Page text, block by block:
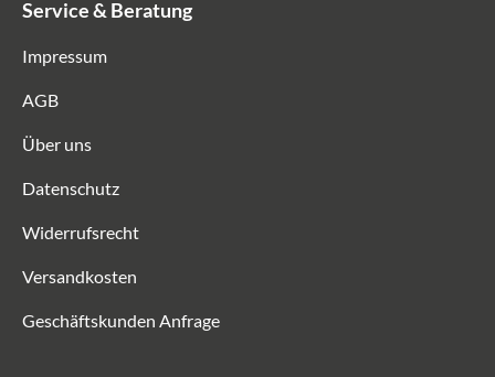
Service & Beratung
Impressum
AGB
Über uns
Datenschutz
Widerrufsrecht
Versandkosten
Geschäftskunden Anfrage